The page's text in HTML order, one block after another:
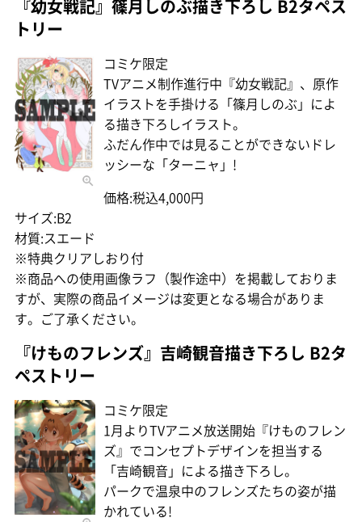
『幼女戦記』篠月しのぶ描き下ろし B2タペス
トリー
コミケ限定
TVアニメ制作進行中『幼女戦記』、原作
イラストを手掛ける「篠月しのぶ」によ
る描き下ろしイラスト。
ふだん作中では見ることができないドレ
ッシーな「ターニャ」!
価格:税込4,000円
サイズ:B2
材質:スエード
※特典クリアしおり付
※商品への使用画像ラフ（製作途中）を掲載しておりま
すが、実際の商品イメージは変更となる場合がありま
す。ご了承ください。
『けものフレンズ』吉崎観音描き下ろし B2タ
ペストリー
コミケ限定
1月よりTVアニメ放送開始『けものフレン
ズ』でコンセプトデザインを担当する
「吉崎観音」による描き下ろし。
パークで温泉中のフレンズたちの姿が描
かれている!